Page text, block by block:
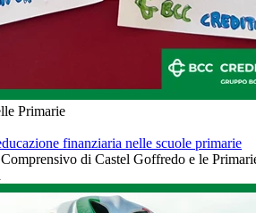
Primarie
finanziaria nelle scuole primarie
di Castel Goffredo e le